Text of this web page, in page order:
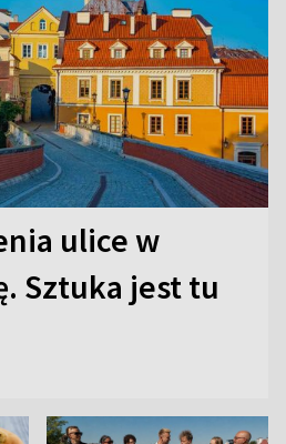
ulice w
Sztuka jest tu